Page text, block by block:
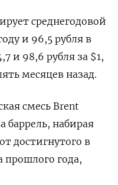
среднегодовой
и 96,5 рубля в
и 98,6 рубля за $1,
месяцев назад.
смесь Brent
баррель, набирая
достигнутого в
года,